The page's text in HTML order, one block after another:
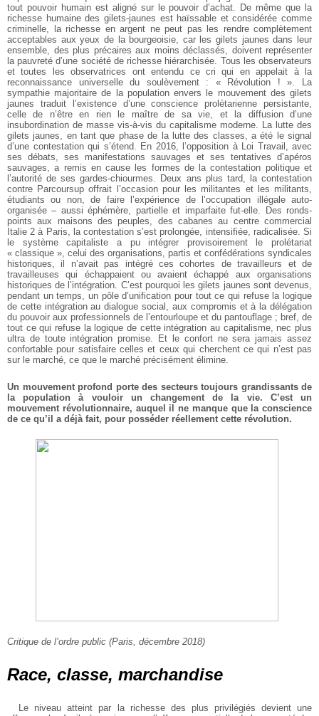
tout pouvoir humain est aligné sur le pouvoir d’achat. De même que la
richesse humaine des gilets-jaunes est haïssable et considérée comme
criminelle, la richesse en argent ne peut pas les rendre complètement
acceptables aux yeux de la bourgeoisie, car les gilets jaunes dans leur
ensemble, des plus précaires aux moins déclassés, doivent représenter
la pauvreté d’une société de richesse hiérarchisée. Tous les observateurs
et toutes les observatrices ont entendu ce cri qui en appelait à la
reconnaissance universelle du soulèvement : « Révolution ! ». La
sympathie majoritaire de la population envers le mouvement des gilets
jaunes traduit l’existence d’une conscience prolétarienne persistante,
celle de n’être en rien le maître de sa vie, et la diffusion d’une
insubordination de masse vis-à-vis du capitalisme moderne. La lutte des
gilets jaunes, en tant que phase de la lutte des classes, a été le signal
d’une contestation qui s’étend. En 2016, l’opposition à Loi Travail, avec
ses débats, ses manifestations sauvages et ses tentatives d’apéros
sauvages, a remis en cause les formes de la contestation politique et
l’autorité de ses gardes-chiourmes. Deux ans plus tard, la contestation
contre Parcoursup offrait l’occasion pour les militantes et les militants,
étudiants ou non, de faire l’expérience de l’occupation illégale auto-
organisée – aussi éphémère, partielle et imparfaite fut-elle. Des ronds-
points aux maisons des peuples, des cabanes au centre commercial
Italie 2 à Paris, la contestation s’est prolongée, intensifiée, radicalisée. Si
le système capitaliste a pu intégrer provisoirement le prolétariat
« classique », celui des organisations, partis et confédérations syndicales
historiques, il n’avait pas intégré ces cohortes de travailleurs et de
travailleuses qui échappaient ou avaient échappé aux organisations
historiques de l’intégration. C’est pourquoi les gilets jaunes sont devenus,
pendant un temps, un pôle d’unification pour tout ce qui refuse la logique
de cette intégration au dialogue social, aux compromis et à la délégation
du pouvoir aux professionnels de l’entourloupe et du pantouflage ; bref, de
tout ce qui refuse la logique de cette intégration au capitalisme, nec plus
ultra de toute intégration promise. Et le confort ne sera jamais assez
confortable pour satisfaire celles et ceux qui cherchent ce qui n’est pas
sur le marché, ce que le marché précisément élimine.
Un mouvement profond porte des secteurs toujours grandissants de
la population à vouloir un changement de la vie. C’est un
mouvement révolutionnaire, auquel il ne manque que la conscience
de ce qu’il a déjà fait, pour posséder réellement cette révolution.
Critique de l’ordre public (Paris, décembre 2018)
Race, classe, marchandise
Le niveau atteint par la richesse des plus privilégiés devient une